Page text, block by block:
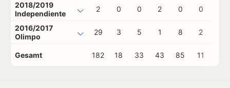
2018/2019
Independiente
2 0 0 2 0 0
2016/2017
Olimpo
29 3 5 1 8 2
Gesamt 182 18 33 43 85 11